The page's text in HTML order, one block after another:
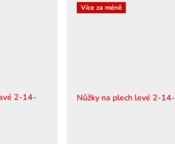
2-14-
Více za méně
Nůžky na plech levé 2-